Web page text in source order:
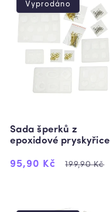
Vyprodáno
Sada šperků z
epoxidové pryskyřice
Výprodejová
95,90 Kč
Běžná
199,90 Kč